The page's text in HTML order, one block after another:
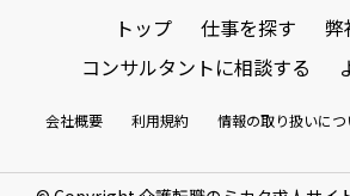
トップ 仕事を探す
弊
コンサルタントに相談する
会社概要 利用規約 情報の取り扱いにつ